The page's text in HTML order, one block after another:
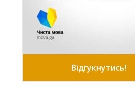
Відгукнутись!